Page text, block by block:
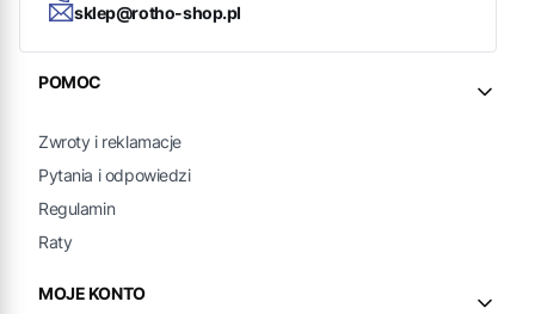
sklep@rotho-shop.pl
Linki w stopce
POMOC
Zwroty i reklamacje
Pytania i odpowiedzi
Regulamin
Raty
MOJE KONTO